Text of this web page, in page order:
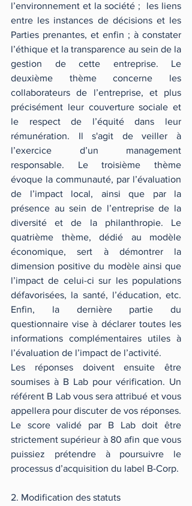
l’environnement et la société ;  les liens
entre les instances de décisions et les
Parties prenantes, et enfin ; à constater
l’éthique et la transparence au sein de la
gestion de cette entreprise. Le
deuxième thème concerne les
collaborateurs de l’entreprise, et plus
précisément leur couverture sociale et
le respect de l’équité dans leur
rémunération. Il s'agit de veiller à
l’exercice d’un management
responsable. Le troisième thème
évoque la communauté, par l’évaluation
de l’impact local, ainsi que par la
présence au sein de l’entreprise de la
diversité et de la philanthropie. Le
quatrième thème, dédié au modèle
économique, sert à démontrer la
dimension positive du modèle ainsi que
l’impact de celui-ci sur les populations
défavorisées, la santé, l’éducation, etc.
Enfin, la dernière partie du
questionnaire vise à déclarer toutes les
informations complémentaires utiles à
l’évaluation de l’impact de l’activité.
Les réponses doivent ensuite être
soumises à B Lab pour vérification. Un
référent B Lab vous sera attribué et vous
appellera pour discuter de vos réponses.
Le score validé par B Lab doit être
strictement supérieur à 80 afin que vous
puissiez prétendre à poursuivre le
processus d’acquisition du label B-Corp.
2. Modification des statuts